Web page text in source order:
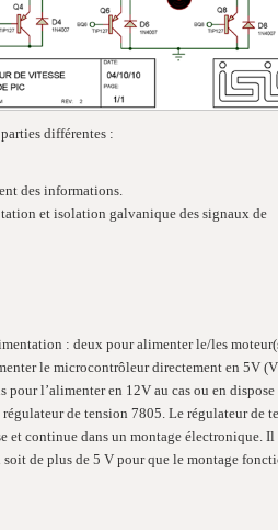
différentes :
des informations.
et isolation galvanique des signaux de
: deux pour alimenter le/les
le microcontrôleur directement en 5V
pour l’alimenter en 12V au cas ou en dispose
de tension 7805. Le régulateur de
et continue dans un montage électronique. Il
de plus de 5 V pour que le montage